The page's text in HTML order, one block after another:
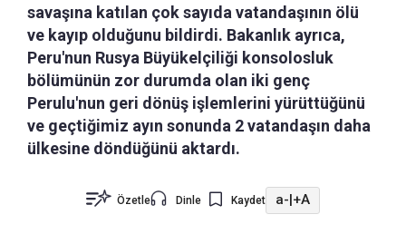
savaşına katılan çok sayıda vatandaşının ölü
ve kayıp olduğunu bildirdi. Bakanlık ayrıca,
Peru'nun Rusya Büyükelçiliği konsolosluk
bölümünün zor durumda olan iki genç
Perulu'nun geri dönüş işlemlerini yürüttüğünü
ve geçtiğimiz ayın sonunda 2 vatandaşın daha
ülkesine döndüğünü aktardı.
Özetle Dinle Kaydet a-|+A